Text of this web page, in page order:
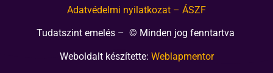
Adatvédelmi nyilatkozat – ÁSZF
Tudatszint emelés – © Minden jog fenntartva
Weboldalt készítette: Weblapmentor